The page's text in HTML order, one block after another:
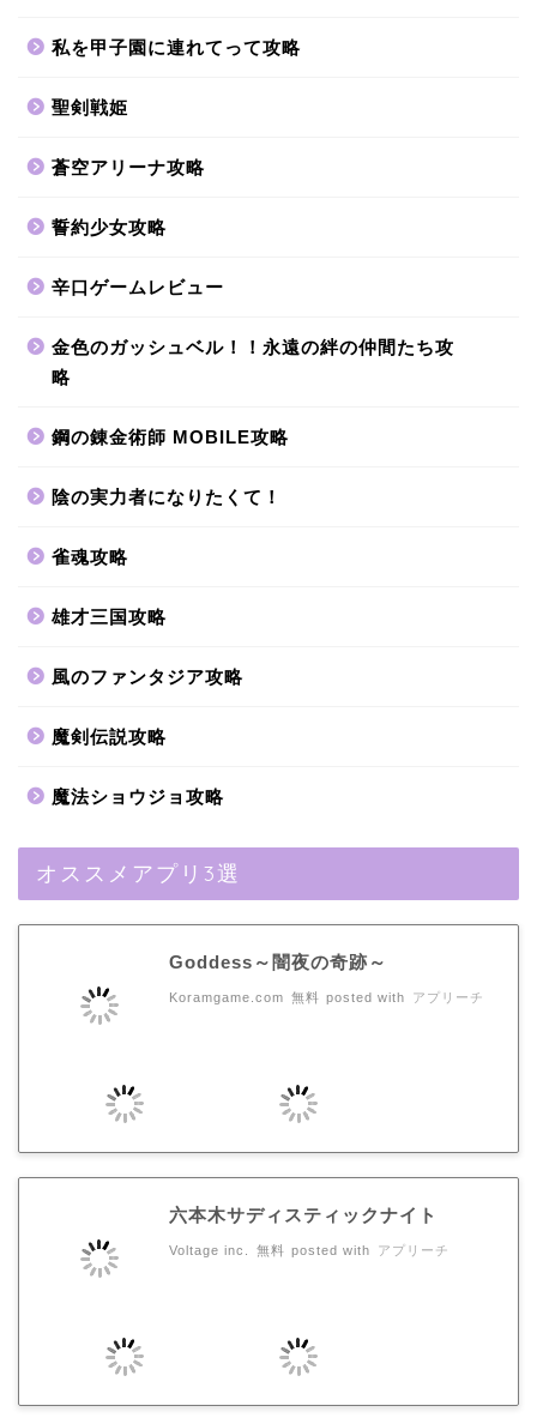
私を甲子園に連れてって攻略
聖剣戦姫
蒼空アリーナ攻略
誓約少女攻略
辛口ゲームレビュー
金色のガッシュベル！！永遠の絆の仲間たち攻
略
鋼の錬金術師 MOBILE攻略
陰の実力者になりたくて！
雀魂攻略
雄才三国攻略
風のファンタジア攻略
魔剣伝説攻略
魔法ショウジョ攻略
オススメアプリ3選
Goddess～闇夜の奇跡～
Koramgame.com 無料 posted with アプリーチ
六本木サディスティックナイト
Voltage inc. 無料 posted with アプリーチ